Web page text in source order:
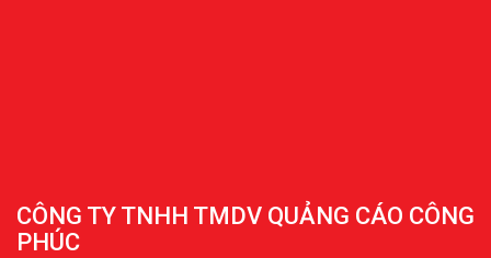
CÔNG TY TNHH TMDV QUẢNG CÁO CÔNG
PHÚC